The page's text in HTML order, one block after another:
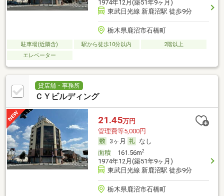
1974年12月(築51年9ヶ月)
東武日光線 新鹿沼駅 徒歩9分
栃木県鹿沼市石橋町
駐車場(近隣含) 駅から徒歩10分以内
2階以上
エレベーター
貸店舗・事務所
ＣＹビルディング
21.45万円
管理費等5,000円
3ヶ月
なし
面積161.56m2
1974年12月(築51年9ヶ月)
東武日光線 新鹿沼駅 徒歩9分
栃木県鹿沼市石橋町